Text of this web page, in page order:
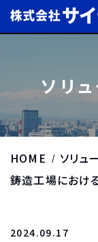
ソリ
HOME
ソリュ
鋳造工場におけ
2024.09.17